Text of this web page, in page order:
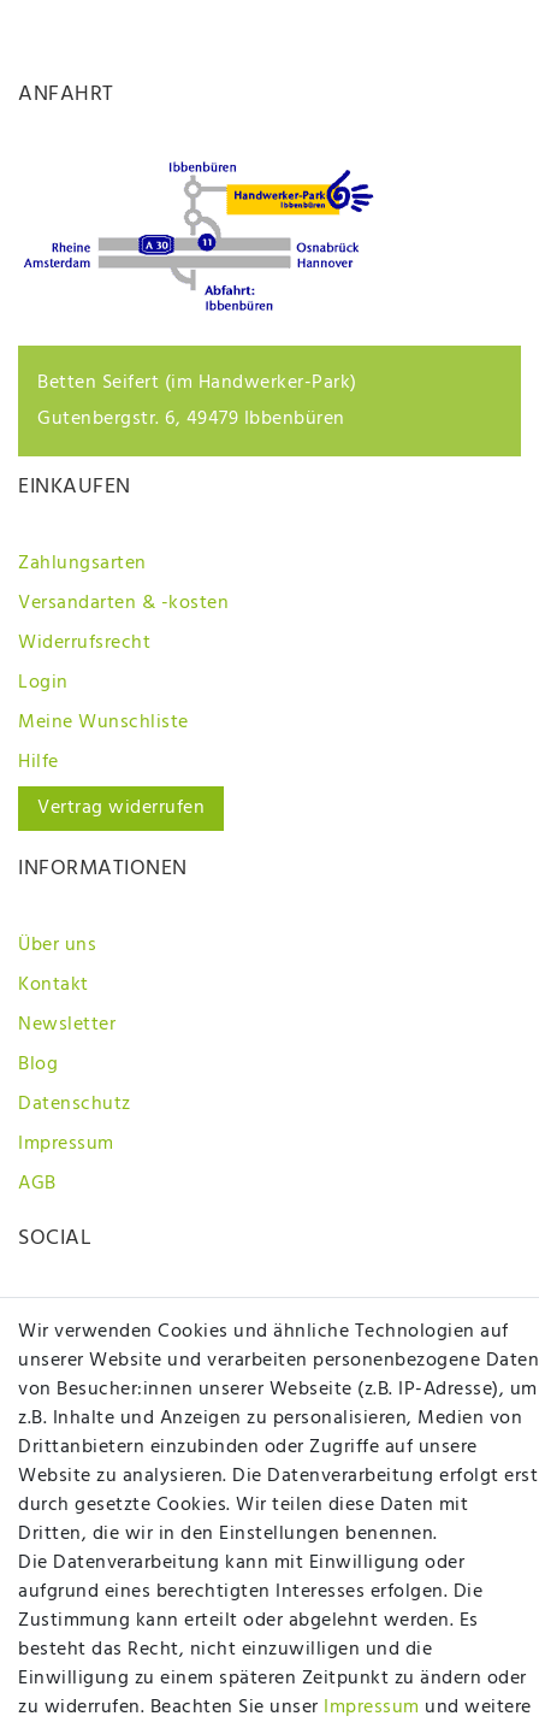
ANFAHRT
Betten Seifert (im Handwerker-Park)
Gutenbergstr. 6, 49479 Ibbenbüren
EINKAUFEN
Zahlungsarten
Versandarten & -kosten
Widerrufsrecht
Login
Meine Wunschliste
Hilfe
Vertrag widerrufen
INFORMATIONEN
Über uns
Kontakt
Newsletter
Blog
Datenschutz
Impressum
AGB
SOCIAL
Betten Seifert – Ihr Fachgeschäft für Betten,
Matratzen, Bettwaren & mehr in Ibbenbüren. Sie
möchten richtig gut schlafen, legen Wert auf
qualitativ hochwertige Produkte und eine solide
Fachberatung für Matratzen und andere
Bettwaren? Dann sind Sie bei uns genau richtig.
Ob online oder vor Ort im Fachgeschäft in
Ibbenbüren - wir beraten Sie gerne!
Mehr erfahren
Wir verwenden Cookies und ähnliche Technologien auf
unserer Website und verarbeiten personenbezogene Daten
von Besucher:innen unserer Webseite (z.B. IP-Adresse), um
z.B. Inhalte und Anzeigen zu personalisieren, Medien von
Drittanbietern einzubinden oder Zugriffe auf unsere
Website zu analysieren. Die Datenverarbeitung erfolgt erst
durch gesetzte Cookies. Wir teilen diese Daten mit
Dritten, die wir in den Einstellungen benennen.
Die Datenverarbeitung kann mit Einwilligung oder
aufgrund eines berechtigten Interesses erfolgen. Die
Zustimmung kann erteilt oder abgelehnt werden. Es
besteht das Recht, nicht einzuwilligen und die
Einwilligung zu einem späteren Zeitpunkt zu ändern oder
zu widerrufen. Beachten Sie unser Impressum und weitere